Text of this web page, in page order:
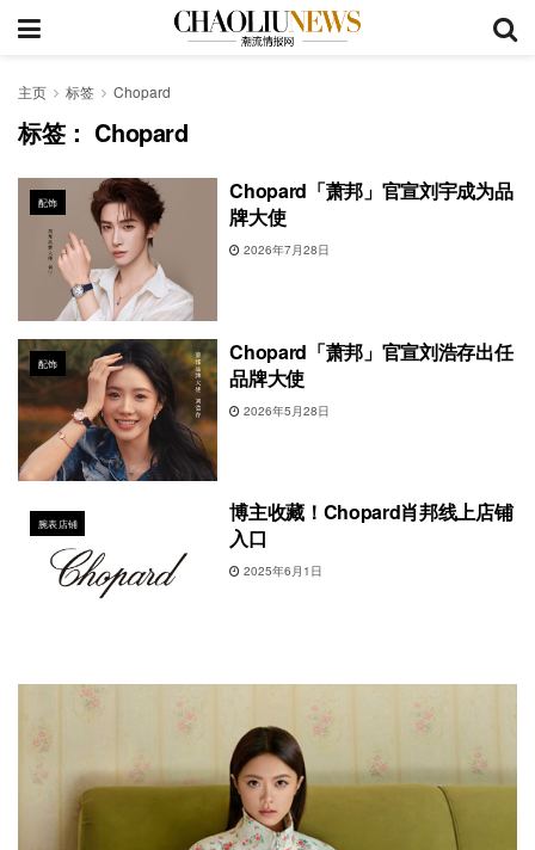
主页 标签 Chopard
标签： Chopard
配饰
Chopard「萧邦」官宣刘宇成为品
牌大使
2026年7月28日
配饰
Chopard「萧邦」官宣刘浩存出任
品牌大使
2026年5月28日
腕表店铺
博主收藏！Chopard肖邦线上店铺
入口
2025年6月1日